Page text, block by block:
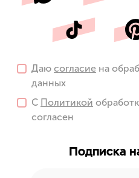
Даю согласие на
данных
С Политикой
согласен
Подписка